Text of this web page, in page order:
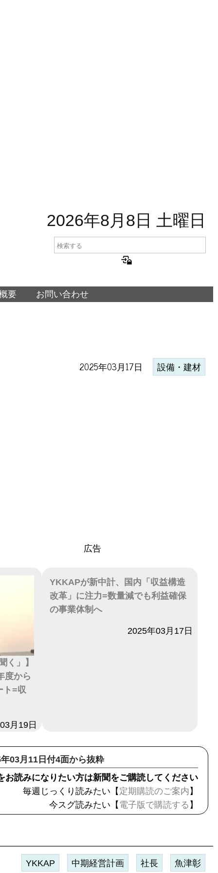
2026年8月8日 土曜日
要 お問い合わせ
2025年03月17日 設備・建材
広告
く」】
度から
ト=収
月19日
YKKAPが新中計、国内「収益構造
改革」に注力=数量減でも利益確保
の事業体制へ
2025年03月17日
03月11日付4面から抜粋
お読みになりたい方は新聞をご購読してください
毎週じっくり読みたい【 定期購読のご案内 】
今スグ読みたい【 電子版で購読する 】
YKKAP 中期経営計画 社長 魚津彰